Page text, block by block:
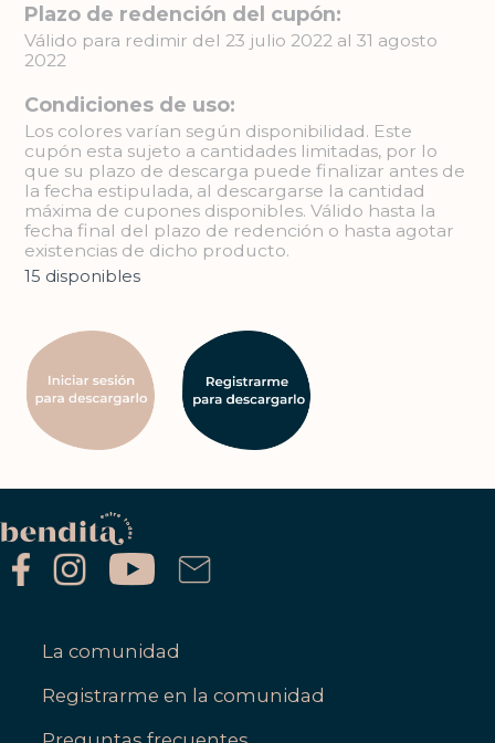
Plazo de redención del cupón:
Válido para redimir del 23 julio 2022 al 31 agosto
2022
Condiciones de uso:
Los colores varían según disponibilidad. Este
cupón esta sujeto a cantidades limitadas, por lo
que su plazo de descarga puede finalizar antes de
la fecha estipulada, al descargarse la cantidad
máxima de cupones disponibles. Válido hasta la
fecha final del plazo de redención o hasta agotar
existencias de dicho producto.
15 disponibles
La comunidad
Registrarme en la comunidad